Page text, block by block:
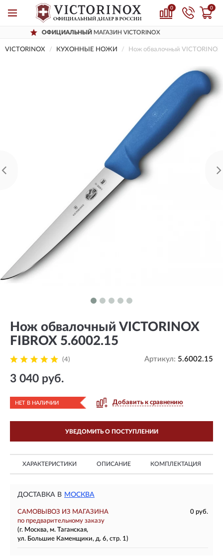
0 0
МАГАЗИН VICTORINOX
VICTORINOX КУХОННЫЕ НОЖИ Нож обвалочный
Нож обвалочный VICTORINOX
FIBROX 5.6002.15
(4) Артикул: 5.6002.15
3 040 руб.
НЕТ В НАЛИЧИИ Добавить к сравнению
УВЕДОМИТЬ О ПОСТУПЛЕНИИ
ХАРАКТЕРИСТИКИ ОПИСАНИЕ КОМПЛЕКТАЦИЯ
ДОСТАВКА В МОСКВА
САМОВЫВОЗ ИЗ МАГАЗИНА
0 руб.
по предварительному заказу
(г. Москва, м. Таганская,
ул. Большие Каменщики, д. 6, стр. 1)